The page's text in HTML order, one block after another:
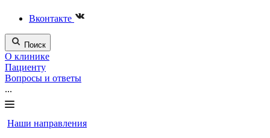
Вконтакте
Поиск
О клинике
Пациенту
Вопросы и ответы
...
Наши направления